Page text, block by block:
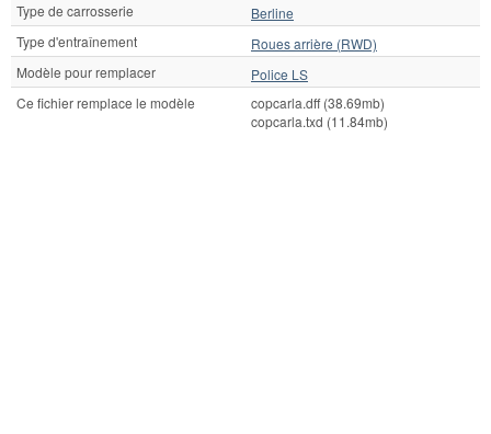
Type de carrosserie
Berline
Type d'entraînement
Roues arrière (RWD)
Modèle pour remplacer
Police LS
Ce fichier remplace le modèle
copcarla.dff (38.69mb)
copcarla.txd (11.84mb)